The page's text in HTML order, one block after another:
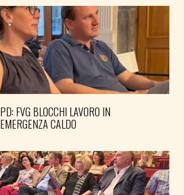
PD: FVG BLOCCHI LAVORO IN
EMERGENZA CALDO